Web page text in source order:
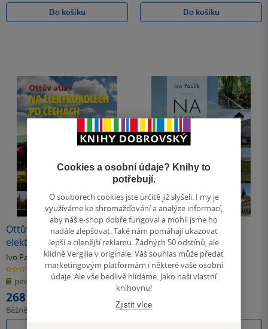
Do košíku
Do košíku
Ottův atlas na
elektrokolech po Čechách
– 100 nejkrásnějších
cyklovýletů
Ivo Paulík
0.0
z
5
hvězdiček
pevná vazba
268 Kč
Běžně
Na elektrokole přes
hranice Česka
Ivo Paulík
0.0
z
5
hvězdiček
měkká vazba
312 Kč
Běžně
Cookies a osobní údaje? Knihy to
potřebují.
O souborech cookies jste určitě již slyšeli. I my je
využíváme ke shromažďování a analýze informací,
aby náš e-shop dobře fungoval a mohli jsme ho
nadále zlepšovat. Také nám pomáhají ukazovat
lepší a cílenější reklamu. Žádných 50 odstínů, ale
klidně Vergilia v originále. Váš souhlas může předat
marketingovým platformám i některé vaše osobní
údaje. Ale vše bedlivě hlídáme. Jako naši vlastní
knihovnu!
Zjistit více